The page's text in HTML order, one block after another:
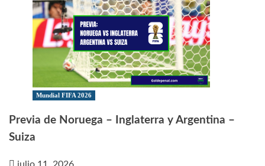
Mundial FIFA 2026
Previa de Noruega – Inglaterra y Argentina –
Suiza
julio 11, 2026